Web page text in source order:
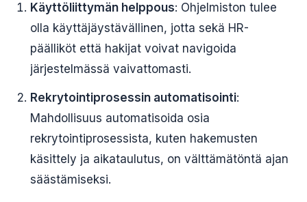
Käyttöliittymän helppous: Ohjelmiston tulee
olla käyttäjäystävällinen, jotta sekä HR-
päälliköt että hakijat voivat navigoida
järjestelmässä vaivattomasti.
Rekrytointiprosessin automatisointi:
Mahdollisuus automatisoida osia
rekrytointiprosessista, kuten hakemusten
käsittely ja aikataulutus, on välttämätöntä ajan
säästämiseksi.